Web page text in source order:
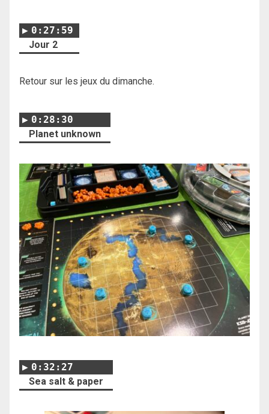
0:27:59
Jour 2
Retour sur les jeux du dimanche.
0:28:30
Planet unknown
0:32:27
Sea salt & paper